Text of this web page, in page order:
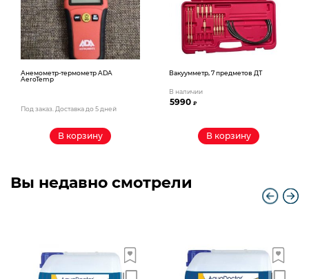
Анемометр-термометр ADA
AeroTemp
Под заказ. Доставка до 5 дней
В корзину
Вакуумметр, 7 предметов ДТ
В наличии
5990₽
В корзину
Вы недавно смотрели